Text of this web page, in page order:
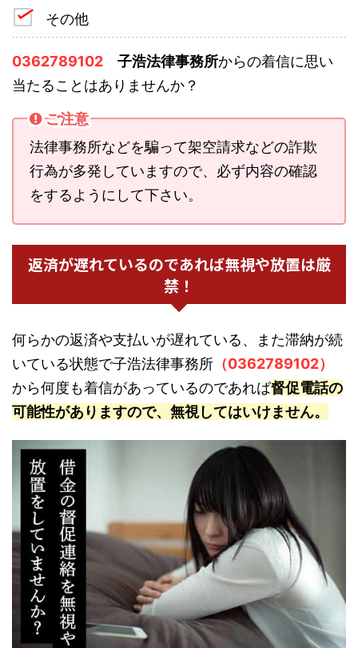
その他
0362789102 子浩法律事務所からの着信に思い
当たることはありませんか？
ご注意
法律事務所などを騙って架空請求などの詐欺
行為が多発していますので、必ず内容の確認
をするようにして下さい。
返済が遅れているのであれば無視や放置は厳
禁！
何らかの返済や支払いが遅れている、また滞納が続
いている状態で子浩法律事務所 （0362789102）
から何度も着信があっているのであれば督促電話の
可能性がありますので、無視してはいけません。